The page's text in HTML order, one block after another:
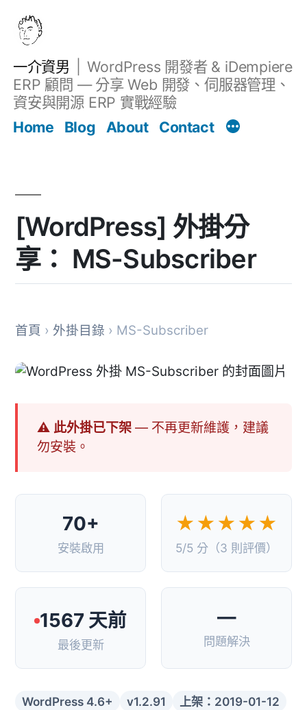
一介資男
WordPress 開發者 & iDempiere
ERP 顧問 — 分享 Web 開發、伺服器管理、
資安與開源 ERP 實戰經驗
Home
Blog About Contact
[WordPress] 外掛分
享： MS-Subscriber
首頁 › 外掛目錄 › MS-Subscriber
⚠ 此外掛已下架— 不再更新維護，建議
勿安裝。
70+
安裝啟用
★★★★★
5/5 分（3 則評價）
1567 天前
最後更新
—
問題解決
WordPress 4.6+ v1.2.91 上架：2019-01-12
文章